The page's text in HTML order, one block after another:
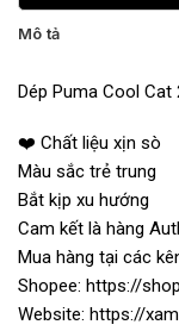
Mô tả
Dép Puma Cool Cat
❤️ Chất liệu xịn sò
Màu sắc trẻ trung
Bắt kịp xu hướng
Cam kết là hàng
Mua hàng tại các
Shopee: https://
Website: https://